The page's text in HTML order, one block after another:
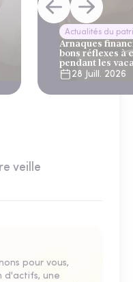
Actualités du
Arnaques
bons réflexes à
pendant les
28 Juill. 2026
veille
pour vous,
d'actifs, une